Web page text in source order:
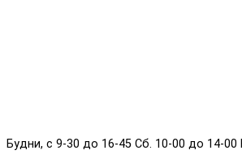
Будни, с 9-30 до 16-45 Сб. 10-00 до 14-00